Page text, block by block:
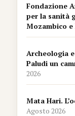
Fondazione
per la sanità
Mozambico e
Archeologia
Paludi un
2026
Mata Hari.
Agosto 2026